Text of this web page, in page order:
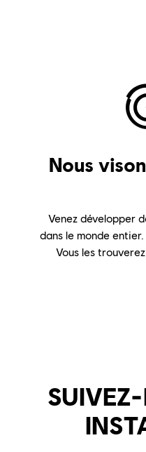
Nous
Venez développer
dans le monde
Vous les